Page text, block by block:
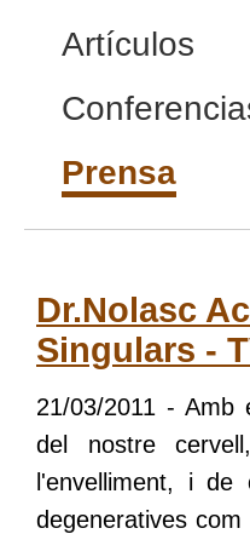
Artículos
Prensa
Dr.Nolasc
Singulars -
21/03/2011 - Amb
del nostre
l'envelliment, i de
degeneratives